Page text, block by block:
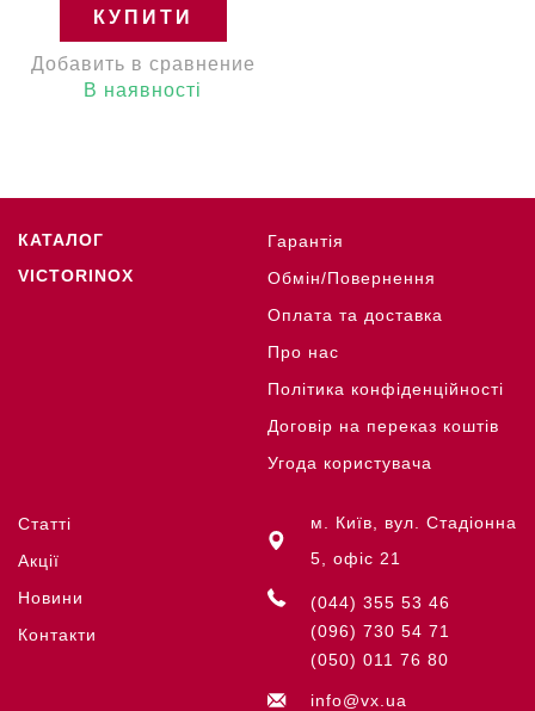
КУПИТИ
Добавить в сравнение
В наявності
КАТАЛОГ
VICTORINOX
Гарантія
Обмін/Повернення
Оплата та доставка
Про нас
Політика конфіденційності
Договір на переказ коштів
Угода користувача
Статті
Акції
Новини
Контакти
м. Київ, вул. Стадіонна
5, офіс 21
(044) 355 53 46
(096) 730 54 71
(050) 011 76 80
info@vx.ua